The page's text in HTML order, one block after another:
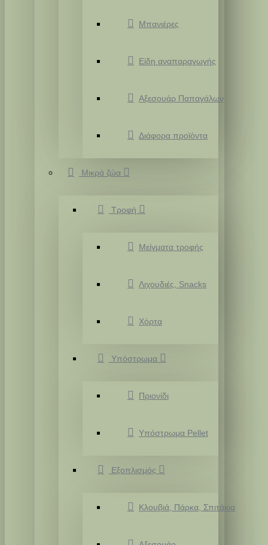
Μπανιέρες
Είδη αναπαραγωγής
Αξεσουάρ Παπαγάλων
Διάφορα προϊόντα
Μικρά ζώα
Τροφή
Μείγματα τροφής
Λιχουδιές, Snacks
Χόρτα
Υπόστρωμα
Πριονίδι
Υπόστρωμα Pellet
Εξοπλισμός
Κλουβιά, Πάρκα, Σπιτάκια